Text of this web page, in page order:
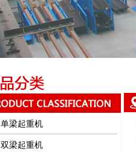
单梁起重机
双梁起重机